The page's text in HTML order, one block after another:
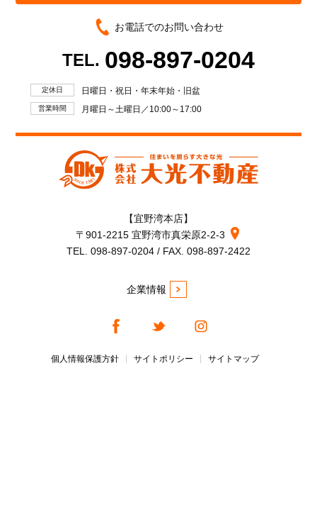
お電話でのお問い合わせ
TEL. 098-897-0204
定休日 日曜日・祝日・年末年始・旧盆
営業時間 月曜日～土曜日／10:00～17:00
【宜野湾本店】
〒901-2215 宜野湾市真栄原2-2-3
TEL. 098-897-0204 / FAX. 098-897-2422
企業情報
個人情報保護方針 サイトポリシー サイトマップ